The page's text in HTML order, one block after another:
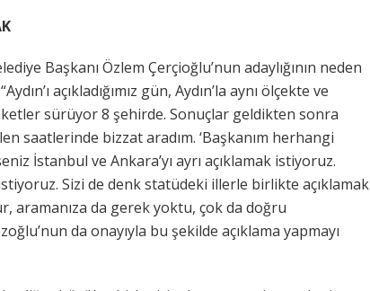
Başkanı Özlem Çerçioğlu’nun adaylığının neden
açıkladığımız gün, Aydın’la aynı ölçekte ve
sürüyor 8 şehirde. Sonuçlar geldikten sonra
saatlerinde bizzat aradım. ‘Başkanım herhangi
İstanbul ve Ankara’yı ayrı açıklamak istiyoruz.
istiyoruz. Sizi de denk statüdeki illerle birlikte açıklamak
aramanıza da gerek yoktu, çok da doğru
da onayıyla bu şekilde açıklama yapmayı